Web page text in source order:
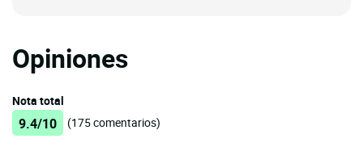
Opiniones
Nota total
9.4/10 (175 comentarios)